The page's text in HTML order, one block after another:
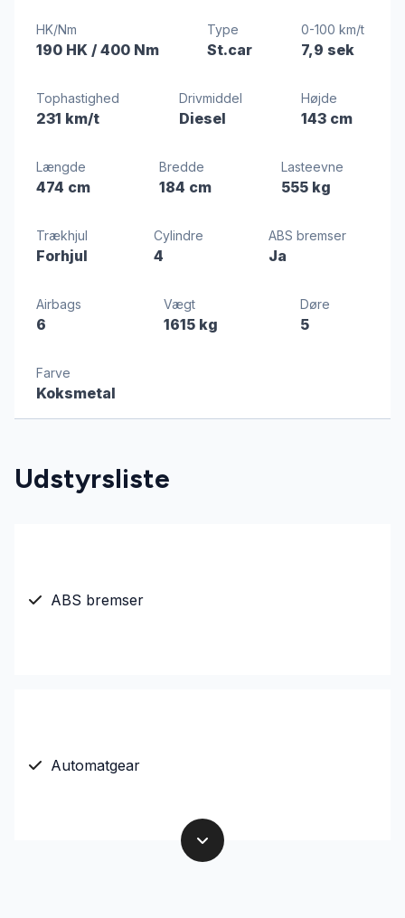
HK/Nm
190 HK / 400 Nm
Type
St.car
0-100 km/t
7,9 sek
Tophastighed
231 km/t
Drivmiddel
Diesel
Højde
143 cm
Længde
474 cm
Bredde
184 cm
Lasteevne
555 kg
Trækhjul
Forhjul
Cylindre
4
ABS bremser
Ja
Airbags
6
Vægt
1615 kg
Døre
5
Farve
Koksmetal
Udstyrsliste
ABS bremser
Automatgear